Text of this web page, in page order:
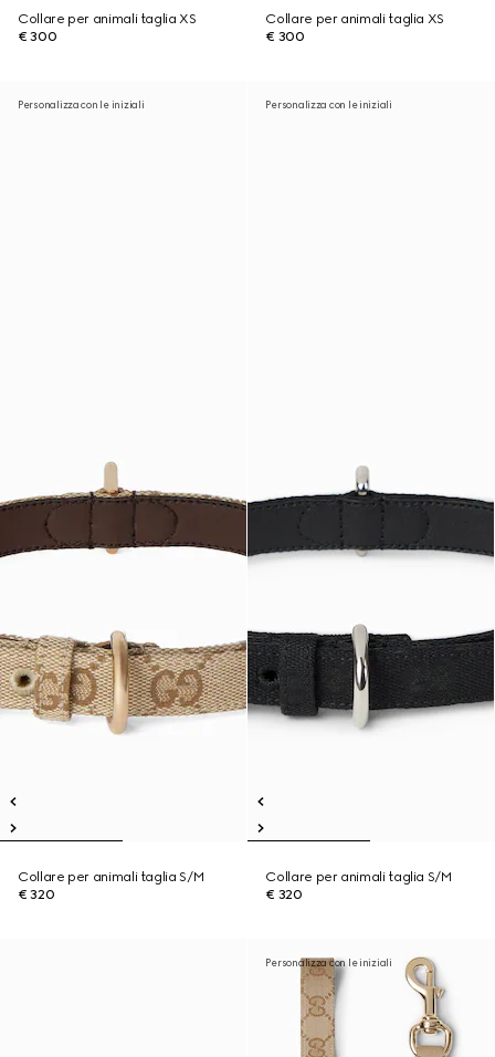
Collare per animali taglia XS
€ 300
Collare per animali taglia XS
€ 300
Personalizza con le iniziali
Collare per animali taglia S/M
€ 320
Personalizza con le iniziali
Collare per animali taglia S/M
€ 320
Personalizza con le iniziali